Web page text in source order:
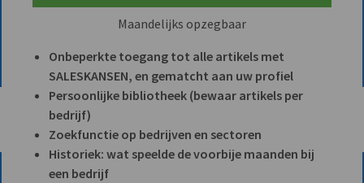
Maandelijks opzegbaar
Onbeperkte toegang tot alle artikels met
SALESKANSEN, en gematcht aan uw profiel
Persoonlijke bibliotheek (bewaar artikels per
bedrijf)
Zoekfunctie op bedrijven en sectoren
Historiek: wat speelde de voorbije maanden bij
een bedrijf